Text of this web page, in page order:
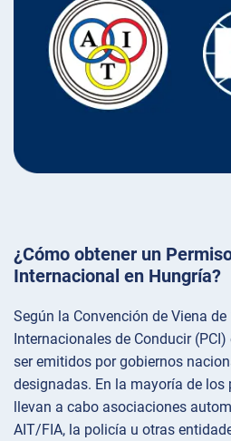
¿Cómo obtener un
Internacional en Hungría?
Según la Convención de Viena
Internacionales de Conducir
ser emitidos por gobiernos
designadas. En la mayoría de los
llevan a cabo asociaciones
AIT/FIA, la policía u otras